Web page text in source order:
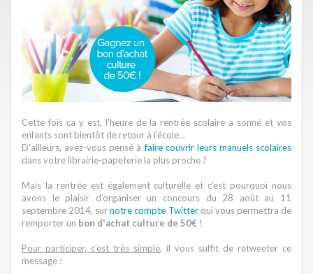
Cette fois ça y est, l'heure de la rentrée scolaire a sonné et vos
enfants sont bientôt de retour à l'école...
D'ailleurs, avez-vous pensé àfaire couvrir leurs manuels scolaires
dans votre librairie-papeterie la plus proche ?
Mais la rentrée est également culturelle et c'est pourquoi nous
avons le plaisir d'organiser un concours du 28 août au 11
septembre 2014, surnotre compte Twitterqui vous permettra de
remporter un bon d'achat culture de 50€ !
Pour participer, c'est très simple, il vous suffit de retweeter ce
message :